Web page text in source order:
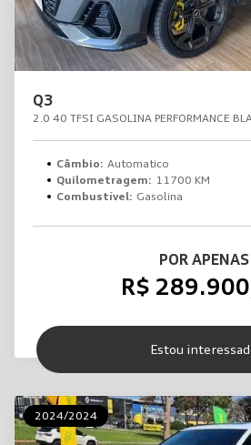
Q3
Câmbio: Automatico
Quilometragem: 11700 KM
Combustível: Gasolina
POR APENAS
R$
Estou
2024/2024